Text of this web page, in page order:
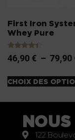
First Iron
Whey Pure
Note
4.20
46,90 € – 79,90
CHOIX DES
122